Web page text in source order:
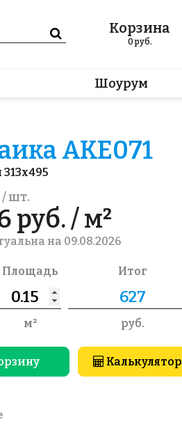
Корзина
0руб.
Шоурум
AKE071
/ шт.
руб. / м²
на 09.08.2026
Площадь
м²
Итог
руб.
Калькулятор